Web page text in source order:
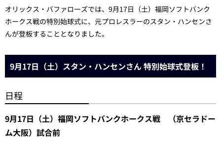
オリックス・バファローズでは、9月17日（土）福岡ソフトバンク
ホークス戦の特別始球式に、元プロレスラーのスタン・ハンセンさ
んが登板することとなりました。
9月17日（土）スタン・ハンセンさん 特別始球式登板！
日程
9月17日（土）福岡ソフトバンクホークス戦 （京セラドー
ム大阪）試合前